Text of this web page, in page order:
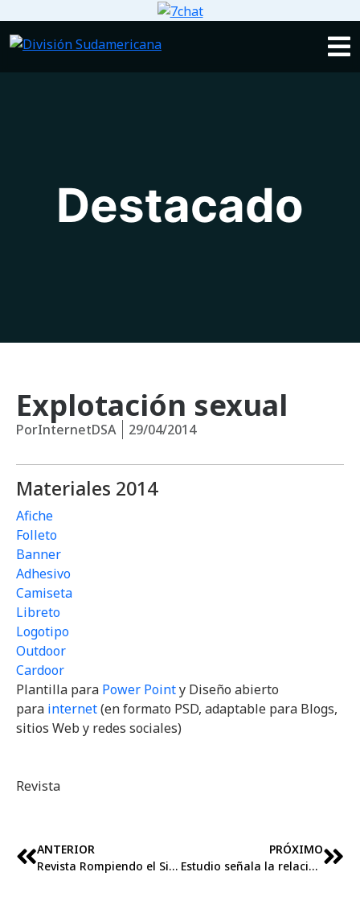
Destacado
Explotación sexual
PorInternetDSA 29/04/2014
Materiales 2014
Afiche
Folleto
Banner
Adhesivo
Camiseta
Libreto
Logotipo
Outdoor
Cardoor
Plantilla para Power Pointy Diseño abierto
para internet(en formato PSD, adaptable para Blogs,
sitios Web y redes sociales)
Revista
ANTERIOR
Revista Rompiendo el Silencio 2014
PRÓXIMO
Estudio señala la relación entre la violencia en la infancia y el uso de drogas en la vida adulta